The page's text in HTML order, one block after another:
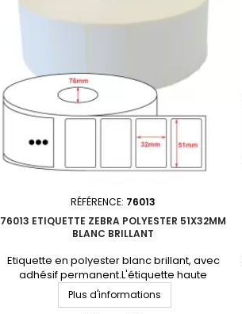
RÉFÉRENCE: 76013
76013 ETIQUETTE ZEBRA POLYESTER 51X32MM
BLANC BRILLANT
Etiquette en polyester blanc brillant, avec
adhésif permanent.L'étiquette haute
performance par excellence. Format :
51x32mmMatière : polyester Adhésif :
Plus d'informations